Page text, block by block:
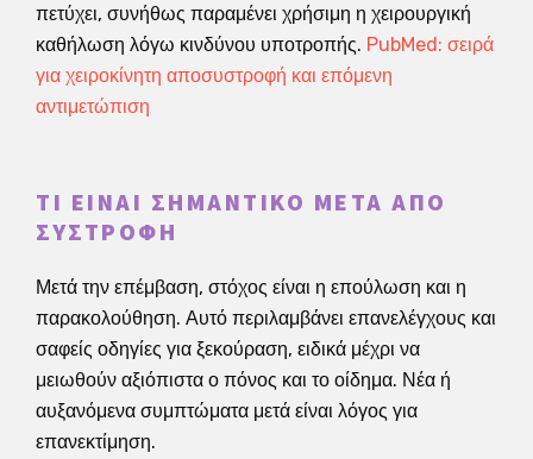
πετύχει, συνήθως παραμένει χρήσιμη η χειρουργική
καθήλωση λόγω κινδύνου υποτροπής. PubMed: σειρά
για χειροκίνητη αποσυστροφή και επόμενη
αντιμετώπιση
ΤΙ ΕΊΝΑΙ ΣΗΜΑΝΤΙΚΌ ΜΕΤΆ ΑΠΌ
ΣΥΣΤΡΟΦΉ
Μετά την επέμβαση, στόχος είναι η επούλωση και η
παρακολούθηση. Αυτό περιλαμβάνει επανελέγχους και
σαφείς οδηγίες για ξεκούραση, ειδικά μέχρι να
μειωθούν αξιόπιστα ο πόνος και το οίδημα. Νέα ή
αυξανόμενα συμπτώματα μετά είναι λόγος για
επανεκτίμηση.